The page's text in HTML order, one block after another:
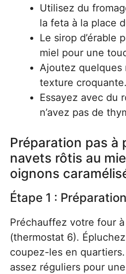
Utilisez du
la feta à la place
Le sirop d’érable
miel pour une
Ajoutez quelques
texture croquante.
Essayez avec du
n’avez pas de
Préparation pas à
navets rôtis au
oignons
Étape 1 :
Préchauffez votre four
(thermostat 6).
coupez-les en
assez réguliers pour